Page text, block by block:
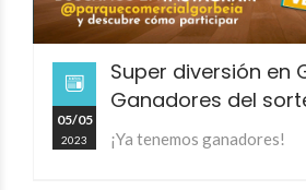
Super diversión en
Ganadores del
¡Ya tenemos ganadores!
05/05
2023